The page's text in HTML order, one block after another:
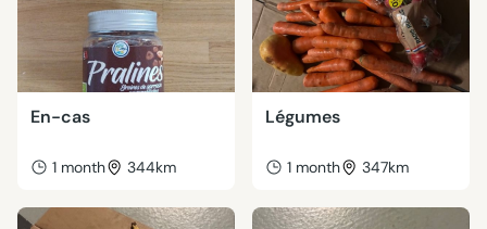
En-cas
1 month 344km
Légumes
1 month 347km